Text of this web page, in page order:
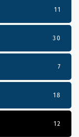
11
30
7
18
12